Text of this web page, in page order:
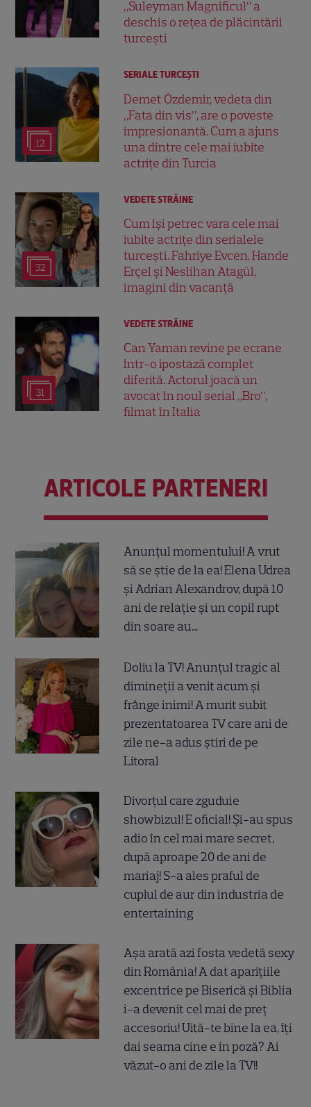
„Suleyman Magnificul” a
deschis o rețea de plăcintării
turcești
12
SERIALE TURCEŞTI
Demet Özdemir, vedeta din
„Fata din vis”, are o poveste
impresionantă. Cum a ajuns
una dintre cele mai iubite
actrițe din Turcia
32
VEDETE STRĂINE
Cum își petrec vara cele mai
iubite actrițe din serialele
turcești. Fahriye Evcen, Hande
Erçel și Neslihan Atagül,
imagini din vacanță
31
VEDETE STRĂINE
Can Yaman revine pe ecrane
într-o ipostază complet
diferită. Actorul joacă un
avocat în noul serial „Bro”,
filmat în Italia
ARTICOLE PARTENERI
Anunțul momentului! A vrut
să se știe de la ea! Elena Udrea
și Adrian Alexandrov, după 10
ani de relație și un copil rupt
din soare au...
Doliu la TV! Anunțul tragic al
dimineții a venit acum și
frânge inimi! A murit subit
prezentatoarea TV care ani de
zile ne-a adus știri de pe
Litoral
Divorțul care zguduie
showbizul! E oficial! Și-au spus
adio în cel mai mare secret,
după aproape 20 de ani de
mariaj! S-a ales praful de
cuplul de aur din industria de
entertaining
Așa arată azi fosta vedetă sexy
din România! A dat aparițiile
excentrice pe Biserică și Biblia
i-a devenit cel mai de preț
accesoriu! Uită-te bine la ea, îți
dai seama cine e în poză? Ai
văzut-o ani de zile la TV!!